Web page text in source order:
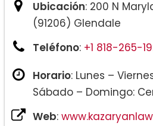
Ubicación: 200 N
(91206) Glendale
Teléfono: +1 818-265-
Horario: Lunes –
Sábado – Domingo:
Web: